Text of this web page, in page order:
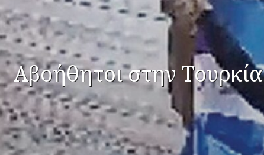
Αβοήθητοι στην